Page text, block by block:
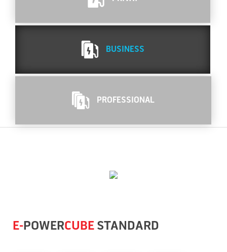
BUSINESS
PROFESSIONAL
E-POWERCUBE STANDARD